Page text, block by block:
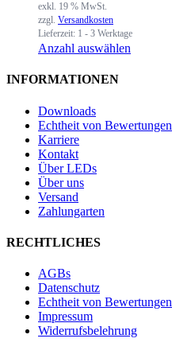
exkl. 19 % MwSt.
zzgl. Versandkosten
Lieferzeit: 1 - 3 Werktage
Anzahl auswählen
INFORMATIONEN
Downloads
Echtheit von Bewertungen
Karriere
Kontakt
Über LEDs
Über uns
Versand
Zahlungarten
RECHTLICHES
AGBs
Datenschutz
Echtheit von Bewertungen
Impressum
Widerrufsbelehrung